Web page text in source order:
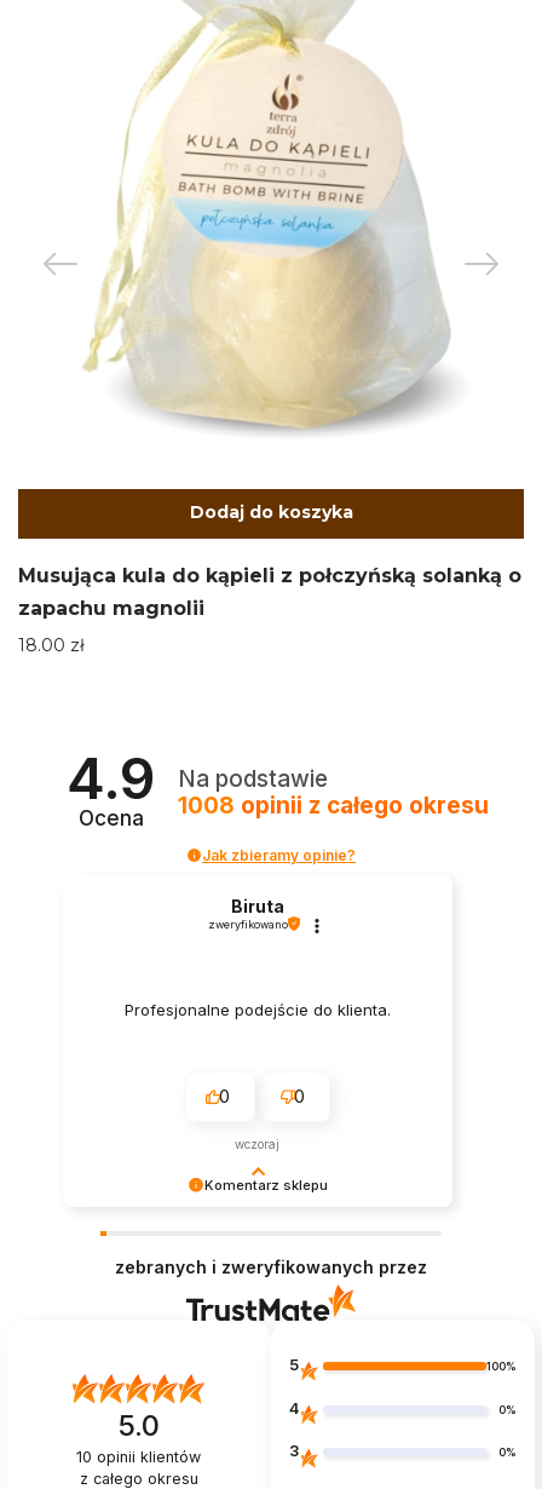
Dodaj do koszyka
Musująca kula do kąpieli z połczyńską solanką o
zapachu magnolii
18.00 zł
4.9
Ocena
Na podstawie
1008 opinii z całego okresu
Jak zbieramy opinie?
Komentarz sklepu
klienta i cieszymy się, za każdym razem gdy
kosmetyki trafiają do nowego domu szybko i bez
Biruta
zweryfikowano
Profesjonalne podejście do klienta.
0 0
wczoraj
zebranych i zweryfikowanych przez
5.0
10 opinii klientów
z całego okresu
5 100%
4 0%
3 0%